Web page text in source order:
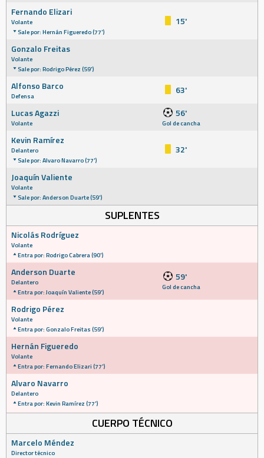
Fernando Elizari
Volante
Sale por: Hernán Figueredo (77')
15'
Gonzalo Freitas
Volante
Sale por: Rodrigo Pérez (59')
Alfonso Barco
Defensa
63'
Lucas Agazzi
Volante
56'
Gol de cancha
Kevin Ramírez
Delantero
Sale por: Alvaro Navarro (77')
32'
Joaquín Valiente
Volante
Sale por: Anderson Duarte (59')
SUPLENTES
Nicolás Rodríguez
Volante
Entra por: Rodrigo Cabrera (90')
Anderson Duarte
Delantero
Entra por: Joaquín Valiente (59')
59'
Gol de cancha
Rodrigo Pérez
Volante
Entra por: Gonzalo Freitas (59')
Hernán Figueredo
Volante
Entra por: Fernando Elizari (77')
Alvaro Navarro
Delantero
Entra por: Kevin Ramírez (77')
CUERPO TÉCNICO
Marcelo Méndez
Director técnico